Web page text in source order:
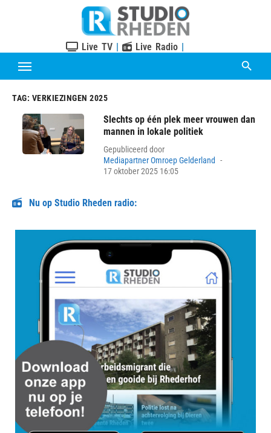
Live TV | Live Radio |
TAG: VERKIEZINGEN 2025
Slechts op één plek meer vrouwen dan
mannen in lokale politiek
Gepubliceerd door
Mediapartner Omroep Gelderland
17 oktober 2025 16:05
Nu op Studio Rheden radio: